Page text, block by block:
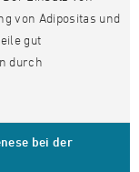
von Adipositas und
gut
durch
bei der